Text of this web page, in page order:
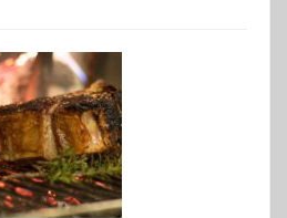
–
die
Gelegenheit,
neue
Reiseziele
zu
entdecken